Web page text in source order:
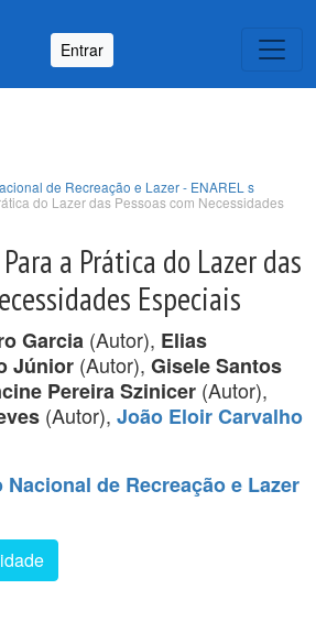
Entrar
de Recreação e Lazer - ENAREL s
do Lazer das Pessoas com Necessidades
a Prática do Lazer das
Especiais
Garcia (Autor), Elias
Júnior (Autor), Gisele Santos
Pereira Szinicer (Autor),
(Autor), João Eloir Carvalho
de Recreação e Lazer